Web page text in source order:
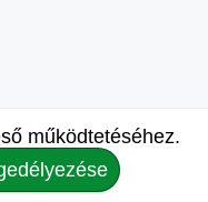
működtetéséhez.